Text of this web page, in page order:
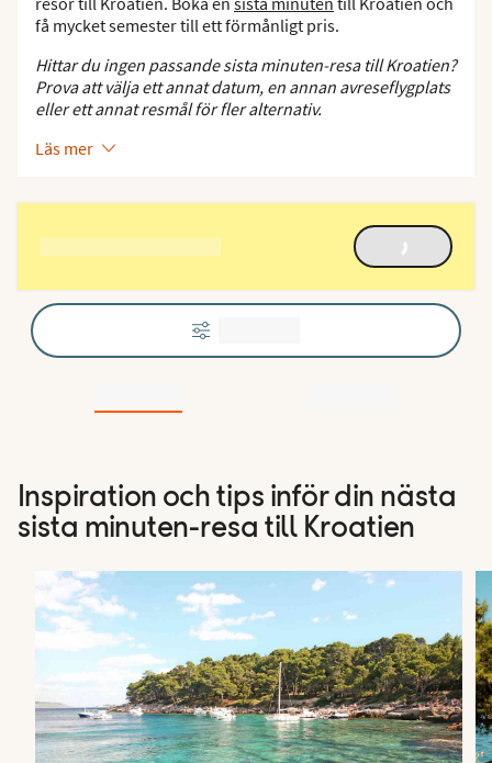
få mycket semester till ett förmånligt pris.
Hittar du ingen passande sista minuten-resa till Kroatien?
Prova att välja ett annat datum, en annan avreseflygplats
eller ett annat resmål för fler alternativ.
Läs mer
Inspiration och tips inför din nästa
sista minuten-resa till Kroatien